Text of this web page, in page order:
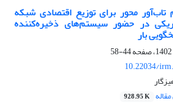
تاب‌آور محور برای توزیع اقتصادی شبکه
در حضور سیستم‌های ذخیره‌کننده
بار
44-58
10.22034/
928.95 K